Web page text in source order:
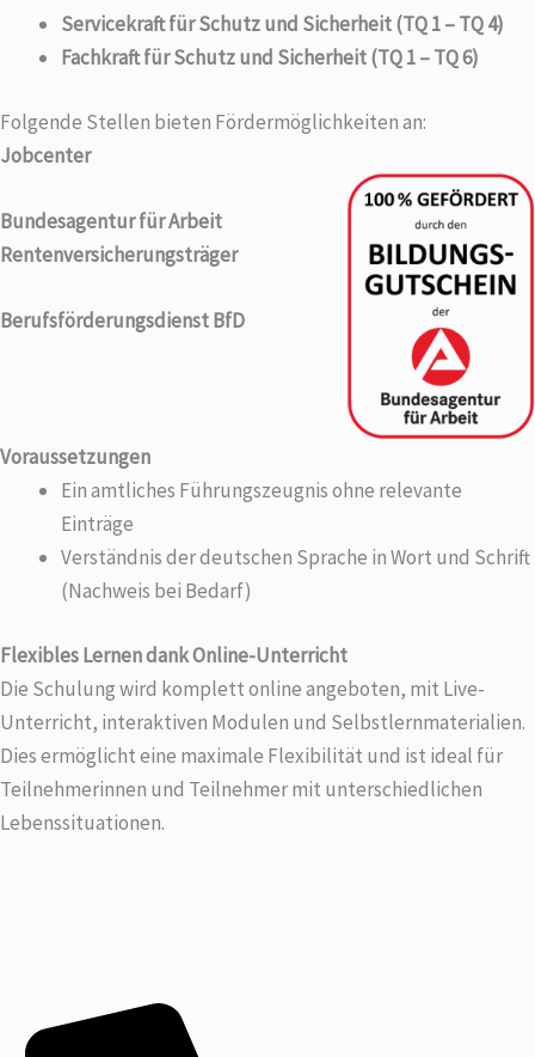
Servicekraft für Schutz und Sicherheit (TQ 1 – TQ 4)
Fachkraft für Schutz und Sicherheit (TQ 1 – TQ 6)
Folgende Stellen bieten Fördermöglichkeiten an:
Jobcenter
Bundesagentur für Arbeit
Rentenversicherungsträger
Berufsförderungsdienst BfD
Voraussetzungen
Ein amtliches Führungszeugnis ohne relevante
Einträge
Verständnis der deutschen Sprache in Wort und Schrift
(Nachweis bei Bedarf)
Flexibles Lernen dank Online-Unterricht
Die Schulung wird komplett online angeboten, mit Live-
Unterricht, interaktiven Modulen und Selbstlernmaterialien.
Dies ermöglicht eine maximale Flexibilität und ist ideal für
Teilnehmerinnen und Teilnehmer mit unterschiedlichen
Lebenssituationen.